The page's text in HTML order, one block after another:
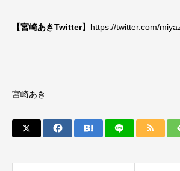
【宮崎あきTwitter】 https://twitter.com/
宮崎あき